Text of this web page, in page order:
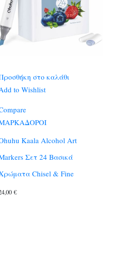
στο καλάθι
to Wishlist
Kaala Alcohol Art
Σετ 24 Βασικά
Chisel & Fine
€